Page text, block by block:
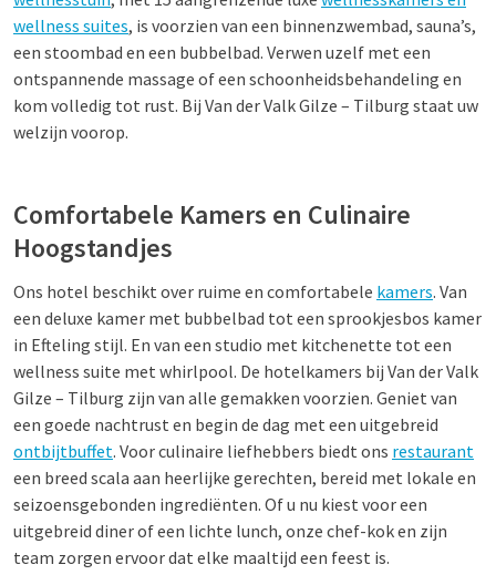
wellness suites, is voorzien van een binnenzwembad, sauna’s,
een stoombad en een bubbelbad. Verwen uzelf met een
ontspannende massage of een schoonheidsbehandeling en
kom volledig tot rust. Bij Van der Valk Gilze – Tilburg staat uw
welzijn voorop.
Comfortabele Kamers en Culinaire
Hoogstandjes
Ons hotel beschikt over ruime en comfortabele kamers. Van
een deluxe kamer met bubbelbad tot een sprookjesbos kamer
in Efteling stijl. En van een studio met kitchenette tot een
wellness suite met whirlpool. De hotelkamers bij Van der Valk
Gilze – Tilburg zijn van alle gemakken voorzien. Geniet van
een goede nachtrust en begin de dag met een uitgebreid
ontbijtbuffet. Voor culinaire liefhebbers biedt ons restaurant
een breed scala aan heerlijke gerechten, bereid met lokale en
seizoensgebonden ingrediënten. Of u nu kiest voor een
uitgebreid diner of een lichte lunch, onze chef-kok en zijn
team zorgen ervoor dat elke maaltijd een feest is.